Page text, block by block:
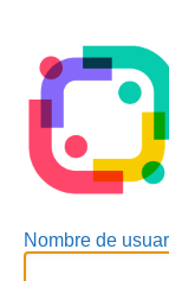
Nombre de